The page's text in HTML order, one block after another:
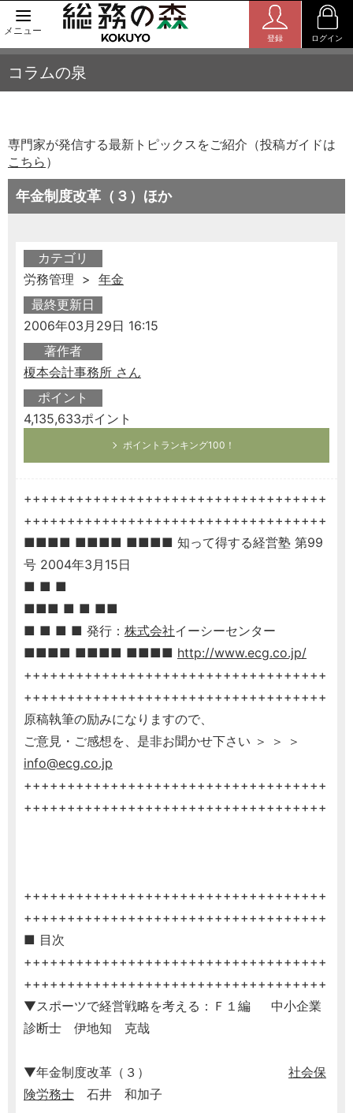
メニュー
登録 ログイン
コラムの泉
専門家が発信する最新トピックスをご紹介（投稿ガイドは
こちら ）
年金制度改革（３）ほか
カテゴリ
労務管理 > 年金
最終更新日
2006年03月29日 16:15
著作者
榎本会計事務所 さん
ポイント
4,135,633ポイント
ポイントランキング100！
+++++++++++++++++++++++++++++++++++
+++++++++++++++++++++++++++++++++++
■■■■ ■■■■ ■■■■ 知って得する経営塾 第99
号 2004年3月15日
■ ■ ■
■■■ ■ ■ ■■
■ ■ ■ ■ 発行： 株式会社イーシーセンター
■■■■ ■■■■ ■■■■ http://www.ecg.co.jp/
+++++++++++++++++++++++++++++++++++
+++++++++++++++++++++++++++++++++++
原稿執筆の励みになりますので、
ご意見・ご感想を、是非お聞かせ下さい ＞ ＞ ＞
info@ecg.co.jp
+++++++++++++++++++++++++++++++++++
+++++++++++++++++++++++++++++++++++
+++++++++++++++++++++++++++++++++++
+++++++++++++++++++++++++++++++++++
■ 目次
+++++++++++++++++++++++++++++++++++
+++++++++++++++++++++++++++++++++++
▼スポーツで経営戦略を考える：Ｆ１編 中小企業
診断士 伊地知 克哉
▼年金制度改革（３） 社会保
険労務士 石井 和加子